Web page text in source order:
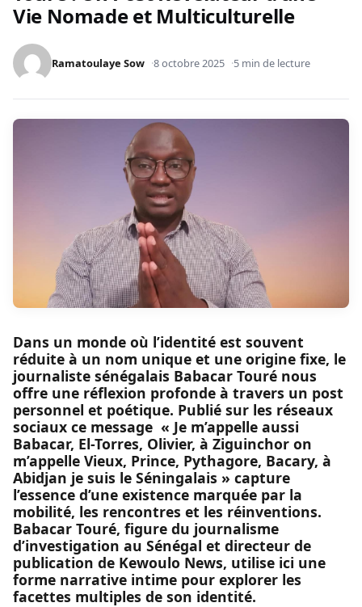
Vie Nomade et Multiculturelle
Ramatoulaye Sow 8 octobre 2025 5 min de lecture
Dans un monde où l’identité est souvent
réduite à un nom unique et une origine fixe, le
journaliste sénégalais Babacar Touré nous
offre une réflexion profonde à travers un post
personnel et poétique. Publié sur les réseaux
sociaux ce message « Je m’appelle aussi
Babacar, El-Torres, Olivier, à Ziguinchor on
m’appelle Vieux, Prince, Pythagore, Bacary, à
Abidjan je suis le Séningalais » capture
l’essence d’une existence marquée par la
mobilité, les rencontres et les réinventions.
Babacar Touré, figure du journalisme
d’investigation au Sénégal et directeur de
publication de Kewoulo News, utilise ici une
forme narrative intime pour explorer les
facettes multiples de son identité.